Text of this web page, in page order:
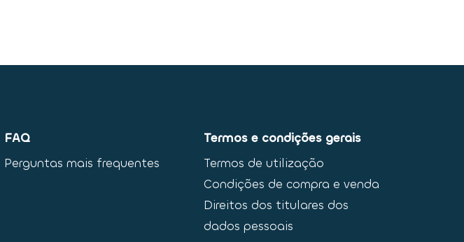
FAQ
Perguntas mais frequentes
Termos e condições gerais
Termos de utilização
Condições de compra e venda
Direitos dos titulares dos
dados pessoais